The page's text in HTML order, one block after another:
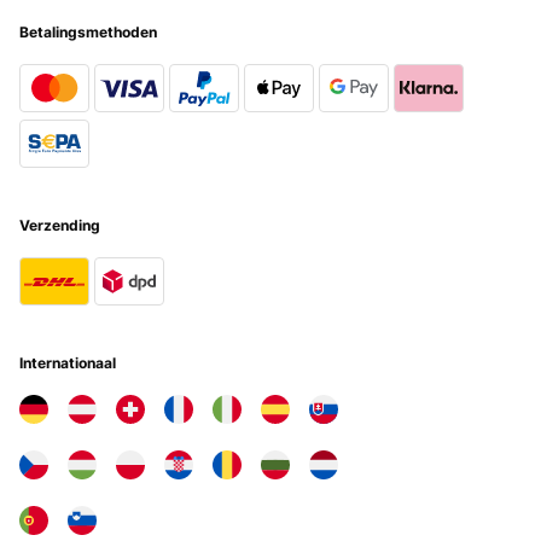
Amazon-Benutzer
Vertaal
Utilisateur d'Amazon
Kinderleichte Anpassung und Anbringung - was soll man sonst dazu
sagen...
Amazon-Benutzer
Betalingsmethoden
Verzending
Internationaal